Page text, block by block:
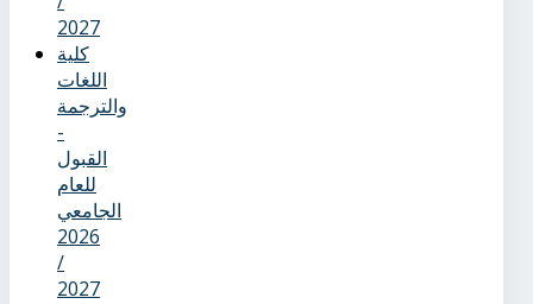
2027
كلية
اللغات
والترجمة
-
القبول
للعام
الجامعي
2026
/
2027